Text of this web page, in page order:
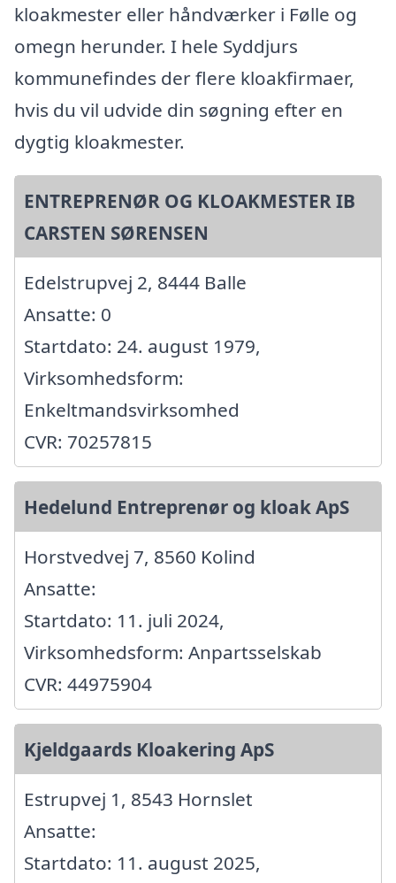
kloakmester eller håndværker i Følle og
omegn herunder. I hele Syddjurs
kommunefindes der flere kloakfirmaer,
hvis du vil udvide din søgning efter en
dygtig kloakmester.
ENTREPRENØR OG KLOAKMESTER IB
CARSTEN SØRENSEN
Edelstrupvej 2, 8444 Balle
Ansatte: 0
Startdato: 24. august 1979,
Virksomhedsform:
Enkeltmandsvirksomhed
CVR: 70257815
Hedelund Entreprenør og kloak ApS
Horstvedvej 7, 8560 Kolind
Ansatte:
Startdato: 11. juli 2024,
Virksomhedsform: Anpartsselskab
CVR: 44975904
Kjeldgaards Kloakering ApS
Estrupvej 1, 8543 Hornslet
Ansatte:
Startdato: 11. august 2025,